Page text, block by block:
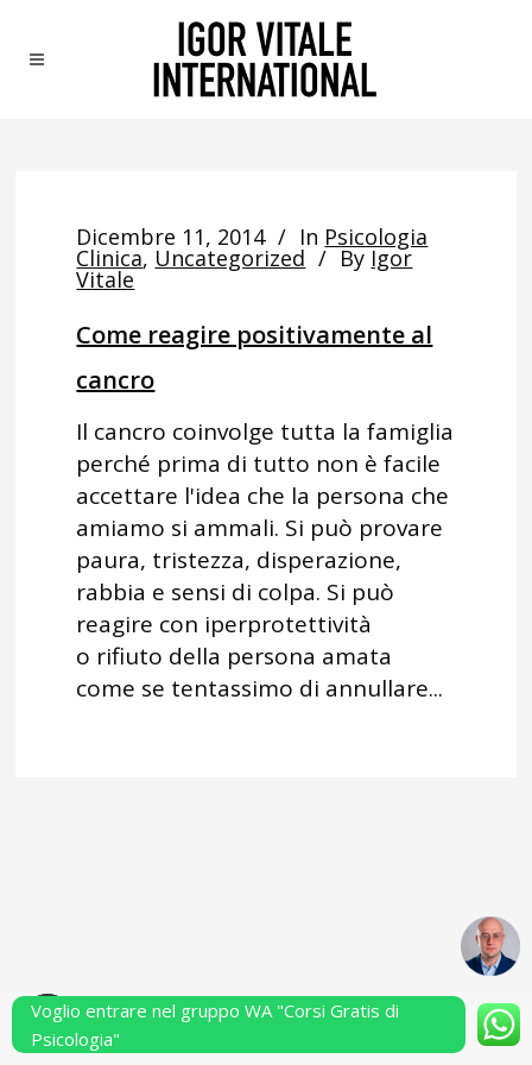
Dicembre 11, 2014 In Psicologia
Clinica, Uncategorized By Igor
Vitale
Come reagire positivamente al
cancro
Il cancro coinvolge tutta la famiglia
perché prima di tutto non è facile
accettare l'idea che la persona che
amiamo si ammali. Si può provare
paura, tristezza, disperazione,
rabbia e sensi di colpa. Si può
reagire con iperprotettività
o rifiuto della persona amata
come se tentassimo di annullare...
Powered by Performarsi S.a.s.
Voglio entrare nel gruppo WA "Corsi Gratis di
Psicologia"